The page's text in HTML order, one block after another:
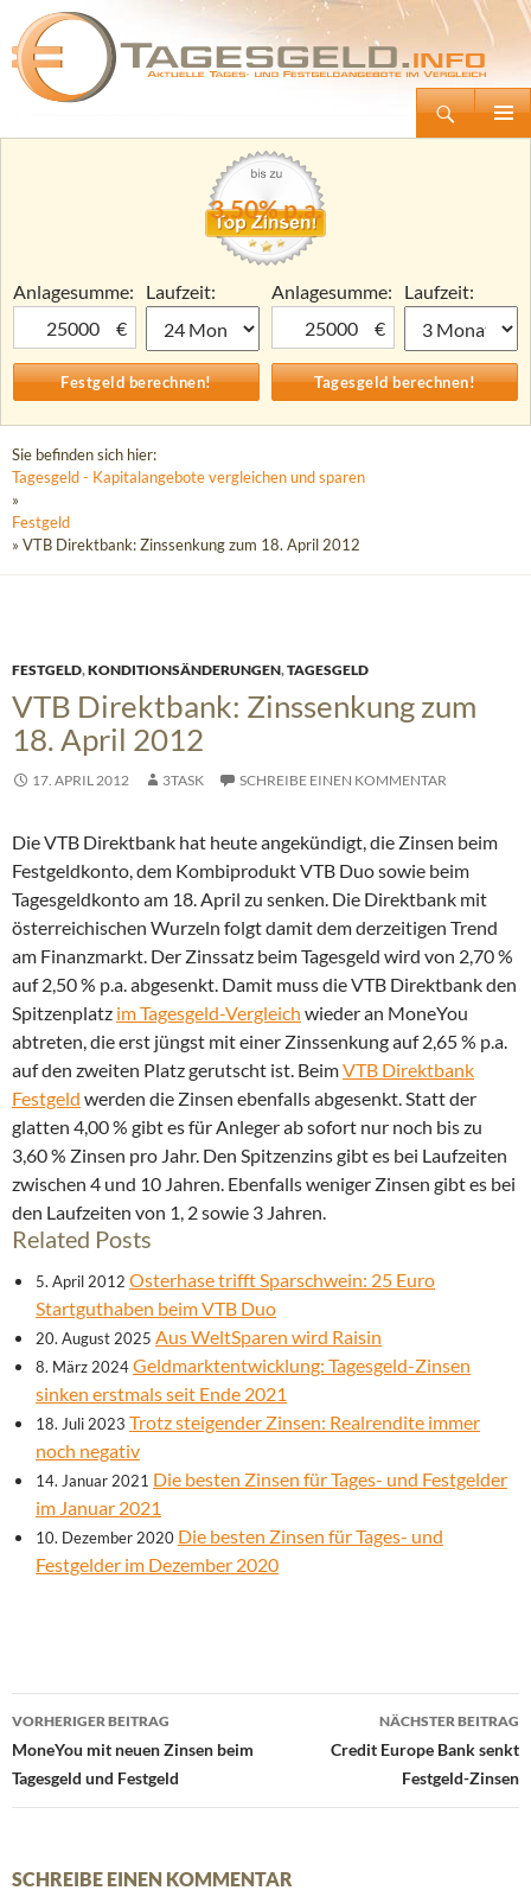
Tagesgeld.info – Tagesgeldkonten vergleichen und Tagesgeld-Zinsen berechnen
Zum
3,50% p.a.
Anlagesumme:
€
Laufzeit:
Anlagesumme:
€
Laufzeit:
Sie befinden sich hier:
Tagesgeld - Kapitalangebote vergleichen und sparen
»
Festgeld
» VTB Direktbank: Zinssenkung zum 18. April 2012
FESTGELD,KONDITIONSÄNDERUNGEN,TAGESGELD
VTB Direktbank: Zinssenkung zum
18. April 2012
17. APRIL 2012 3TASK SCHREIBE EINEN KOMMENTAR
Die VTB Direktbank hat heute angekündigt, die Zinsen beim
Festgeldkonto, dem Kombiprodukt VTB Duo sowie beim
Tagesgeldkonto am 18. April zu senken. Die Direktbank mit
österreichischen Wurzeln folgt damit dem derzeitigen Trend
am Finanzmarkt. Der Zinssatz beim Tagesgeld wird von 2,70 %
auf 2,50 % p.a. abgesenkt. Damit muss die VTB Direktbank den
Spitzenplatz im Tagesgeld-Vergleich wieder an MoneYou
abtreten, die erst jüngst mit einer Zinssenkung auf 2,65 % p.a.
auf den zweiten Platz gerutscht ist. BeimVTB Direktbank
Festgeld werden die Zinsen ebenfalls abgesenkt. Statt der
glatten 4,00 % gibt es für Anleger ab sofort nur noch bis zu
3,60 % Zinsen pro Jahr. Den Spitzenzins gibt es bei Laufzeiten
zwischen 4 und 10 Jahren. Ebenfalls weniger Zinsen gibt es bei
den Laufzeiten von 1, 2 sowie 3 Jahren.
Related Posts
5. April 2012 Osterhase trifft Sparschwein: 25 Euro
Startguthaben beim VTB Duo
20. August 2025 Aus WeltSparen wird Raisin
8. März 2024Geldmarktentwicklung: Tagesgeld-Zinsen
sinken erstmals seit Ende 2021
18. Juli 2023 Trotz steigender Zinsen: Realrendite immer
noch negativ
14. Januar 2021 Die besten Zinsen für Tages- und Festgelder
im Januar 2021
10. Dezember 2020 Die besten Zinsen für Tages- und
Festgelder im Dezember 2020
Beitrags-
Navigation
VORHERIGER BEITRAG
MoneYou mit neuen Zinsen beim
Tagesgeld und Festgeld
NÄCHSTER BEITRAG
Credit Europe Bank senkt
Festgeld-Zinsen
SCHREIBE EINEN KOMMENTAR